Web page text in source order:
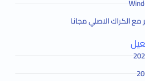
مع الكراك الاصلي مجانا